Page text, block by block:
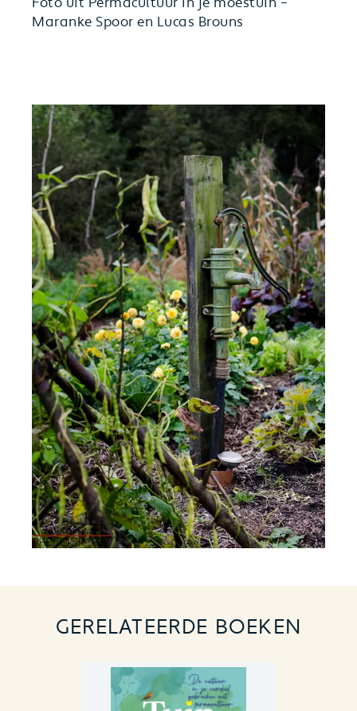
Maranke Spoor en Lucas Brouns
GERELATEERDE BOEKEN